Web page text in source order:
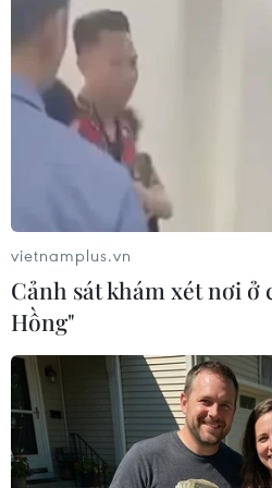
#Tập đoàn Điện lực
#Khiếu nại
Theo dõi VietnamPlus
vietnamplus.vn
Cảnh sát khám xét nơi ở
Hồng"